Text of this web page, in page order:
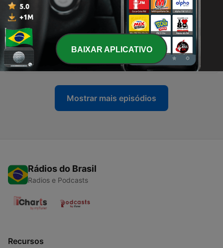
102 - 23 Celebremos la vida radio - Liberación a través
del perdón
101 - 22 Celebremos la vida radio - Los beneficios del
perdón
16 ago. 2019
Mostrar mais episódios
Rádios do Brasil
Radios e Podcasts
Recursos
BAIXAR APLICATIVO